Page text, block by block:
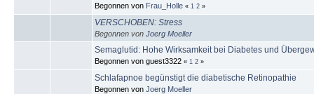
Begonnen von Frau_Holle « 1 2 »
VERSCHOBEN: Stress
Begonnen von Joerg Moeller
Semaglutid: Hohe Wirksamkeit bei Diabetes und
Begonnen von guest3322 « 1 2 »
Schlafapnoe begünstigt die diabetische Retinopathie
Begonnen von Joerg Moeller